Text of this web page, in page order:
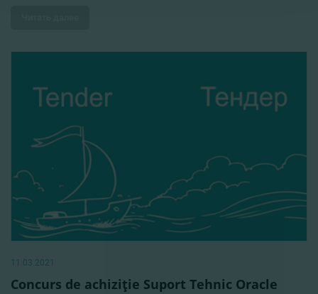
11.03.2021
Concurs de achiziţie Suport Tehnic Oracle